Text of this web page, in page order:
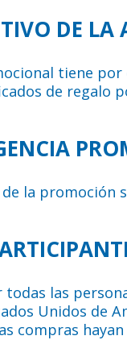
DE
tiene
de regalo
de la
las
Unidos de
compras